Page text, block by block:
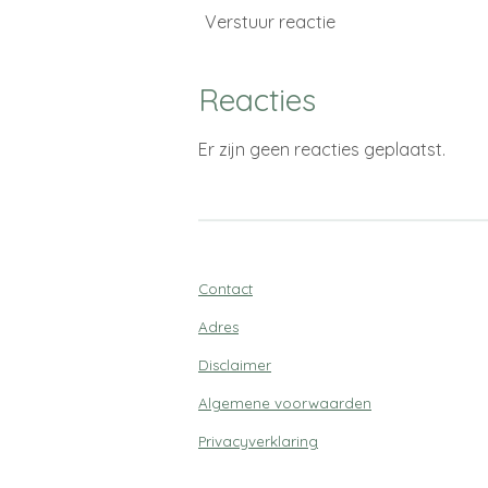
Verstuur reactie
Reacties
Er zijn geen reacties geplaatst.
Contact
Adres
Disclaimer
Algemene voorwaarden
Privacyverklaring